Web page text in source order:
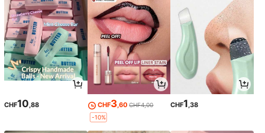
CHF10,88 CHF3,60 CHF4,00
-10%
CHF1,38